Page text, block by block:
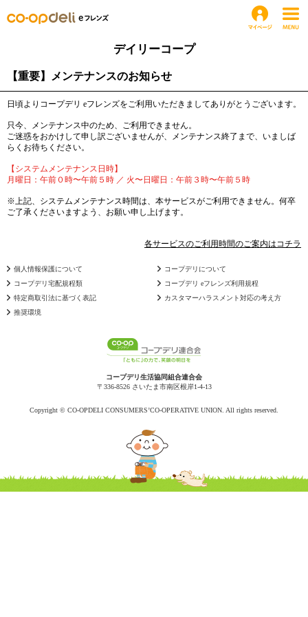
デイリーコープ
【重要】メンテナンスのお知らせ
日頃よりコープデリ eフレンズをご利用いただきましてありがとうございます。
只今、メンテナンス中のため、ご利用できません。
ご迷惑をおかけして申し訳ございませんが、メンテナンス終了まで、いましば
らくお待ちください。
【システムメンテナンス日時】
月曜日：午前０時〜午前５時 ／ 火〜日曜日：午前３時〜午前５時
※上記、システムメンテナンス時間は、本サービスがご利用できません。何卒
ご了承くださいますよう、お願い申し上げます。
各サービスのご利用時間のご案内はコチラ
個人情報保護について
コープデリについて
コープデリ宅配規程類
コープデリ eフレンズ利用規程
特定商取引法に基づく表記
カスタマーハラスメント対応の考え方
推奨環境
コープデリ生活協同組合連合会
〒336-8526 さいたま市南区根岸1-4-13
Copyright © CO-OPDELI CONSUMERS’CO-OPERATIVE UNION. All rights reserved.